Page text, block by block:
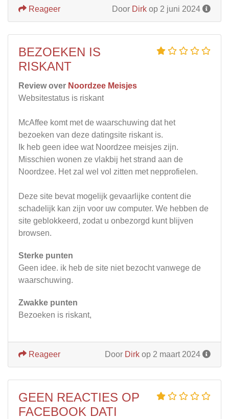
Door Dirk op 2 juni 2024
Reageer
BEZOEKEN IS
RISKANT
Review over Noordzee Meisjes
Websitestatus is riskant
McAffee komt met de waarschuwing dat het
bezoeken van deze datingsite riskant is.
Ik heb geen idee wat Noordzee meisjes zijn.
Misschien wonen ze vlakbij het strand aan de
Noordzee. Het zal wel vol zitten met nepprofielen.
Deze site bevat mogelijk gevaarlijke content die
schadelijk kan zijn voor uw computer. We hebben de
site geblokkeerd, zodat u onbezorgd kunt blijven
browsen.
Sterke punten
Geen idee. ik heb de site niet bezocht vanwege de
waarschuwing.
Zwakke punten
Bezoeken is riskant,
Door Dirk op 2 maart 2024
Reageer
GEEN REACTIES OP
FACEBOOK DATI